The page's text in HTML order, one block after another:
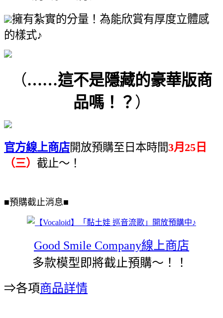
擁有紮實的分量！為能欣賞有厚度立體感
的樣式♪
（……這不是隱藏的豪華版商
品嗎！？ ）
官方線上商店開放預購至日本時間3月25日
（三） 截止～！
■預購截止消息■
Good Smile Company線上商店
多款模型即將截止預購～！！
⇒各項商品詳情